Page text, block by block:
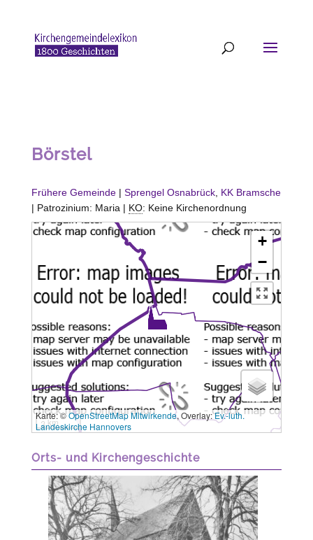
Börstel
Frühere Gemeinde| Sprengel Osnabrück, KK Bramsche
| Patrozinium: Maria | KO: Keine Kirchenordnung
+
−
3 km
Karte: ©OpenStreetMap Mitwirkende, Overlay:Ev.-luth.
Landeskirche Hannovers
Orts- und Kirchengeschichte